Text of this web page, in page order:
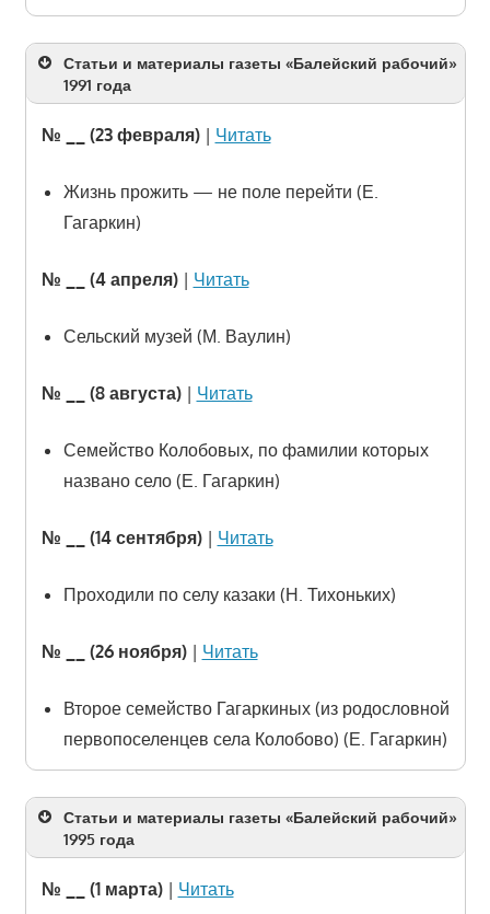
Статьи и материалы газеты «Балейский рабочий»
1991 года
№ __ (23 февраля)| Читать
Жизнь прожить — не поле перейти (Е.
Гагаркин)
№ __ (4 апреля)| Читать
Сельский музей (М. Ваулин)
№ __ (8 августа)| Читать
Семейство Колобовых, по фамилии которых
названо село (Е. Гагаркин)
№ __ (14 сентября)| Читать
Проходили по селу казаки (Н. Тихоньких)
№ __ (26 ноября)| Читать
Второе семейство Гагаркиных (из родословной
первопоселенцев села Колобово) (Е. Гагаркин)
Статьи и материалы газеты «Балейский рабочий»
1995 года
№ __ (1 марта)| Читать